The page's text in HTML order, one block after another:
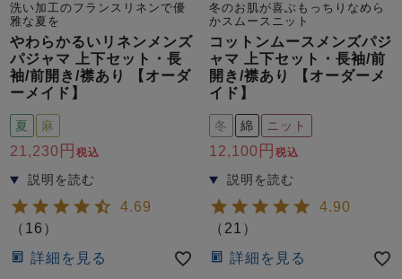
すべてのデザインのパジャマ一覧はこちら
洗い加工のフランスリネンで優
雅な夏を
やわらかるいリネンメンズ
パジャマ 上下セット・長
袖/前開き/襟あり 【オーダ
ーメイド】
夏 麻
21,230 税込
4.69
（ 16 ）
詳細を見る
冬のお肌が喜ぶもっちりなめら
かスムースニット
コットンムースメンズパジ
ャマ 上下セット・長袖/前
開き/襟あり 【オーダーメ
イド】
冬 綿 ニット
12,100 税込
4.90
（ 21 ）
詳細を見る